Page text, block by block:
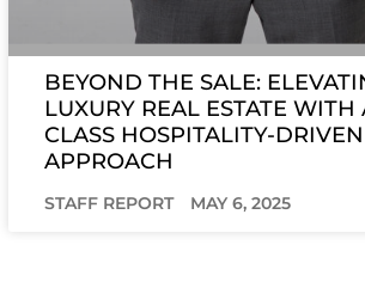
BEYOND THE SALE:
LUXURY REAL ESTATE
CLASS HOSPITALITY-DRIVEN
APPROACH
STAFF REPORT MAY 6, 2025